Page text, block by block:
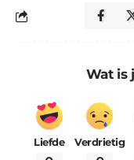
Wat is
Liefde Verdrietig